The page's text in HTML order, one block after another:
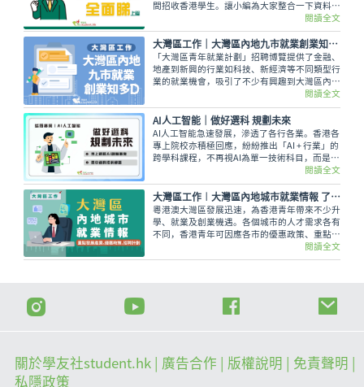
間招收香港學生。讓小編為大家整合一下資料，
介紹不同院校具特色以及較為熱門的科目，當中
課程類型多元化，既有完善配套，更深受外地學
生歡迎，值得參考。
閱讀全文
大灣區工作｜大灣區內地九市就業創業知多啲 一覽青年創新創業基地
「大灣區青年就業計劃」招聘博覽提供了金融、
地產到新興的行業如科技、新經濟等不同類型行
業的就業機會，吸引了不少有興趣到大灣區內地
閱讀全文
AI人工智能｜做好選科 規劃未來
AI人工智能急速發展，滲透了各行各業。香港各
專上院校亦積極回應，紛紛推出「AI + 行業」的
跨學科課程，不再視AI為單一技術科目，而是結
閱讀全文
大灣區工作︱大灣區內地城市就業情報 了解重點發展產業、優惠政策、招聘計劃
粵港澳大灣區發展迅速，為香港青年帶來不少升
學、就業及創業機遇。各個城市的人才需求各有
不同，香港青年可因應各市的優惠政策、重點發
展產業和自身優勢等，按需要作出適合自己的選
擇。
閱讀全文
關於學友社student.hk | 廣告合作 | 版權說明
| 免責聲明 |
私隱政策